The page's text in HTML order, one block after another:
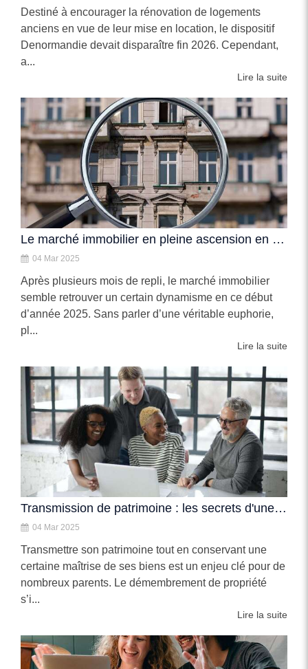
Destiné à encourager la rénovation de logements
anciens en vue de leur mise en location, le dispositif
Denormandie devait disparaître fin 2026. Cependant,
a...
Lire la suite
Le marché immobilier en pleine ascension en 2025
04 Mar 2025
Après plusieurs mois de repli, le marché immobilier
semble retrouver un certain dynamisme en ce début
d’année 2025. Sans parler d’une véritable euphorie,
pl...
Lire la suite
Transmission de patrimoine : les secrets d'une transmission optimisée
04 Mar 2025
Transmettre son patrimoine tout en conservant une
certaine maîtrise de ses biens est un enjeu clé pour de
nombreux parents. Le démembrement de propriété
s’i...
Lire la suite